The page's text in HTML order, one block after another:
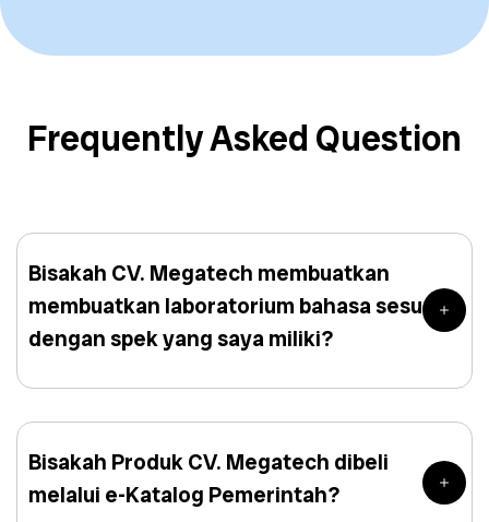
Frequently Asked Question
Bisakah CV. Megatech membuatkan
membuatkan laboratorium bahasa sesuai
dengan spek yang saya miliki?
Bisakah Produk CV. Megatech dibeli
melalui e-Katalog Pemerintah?